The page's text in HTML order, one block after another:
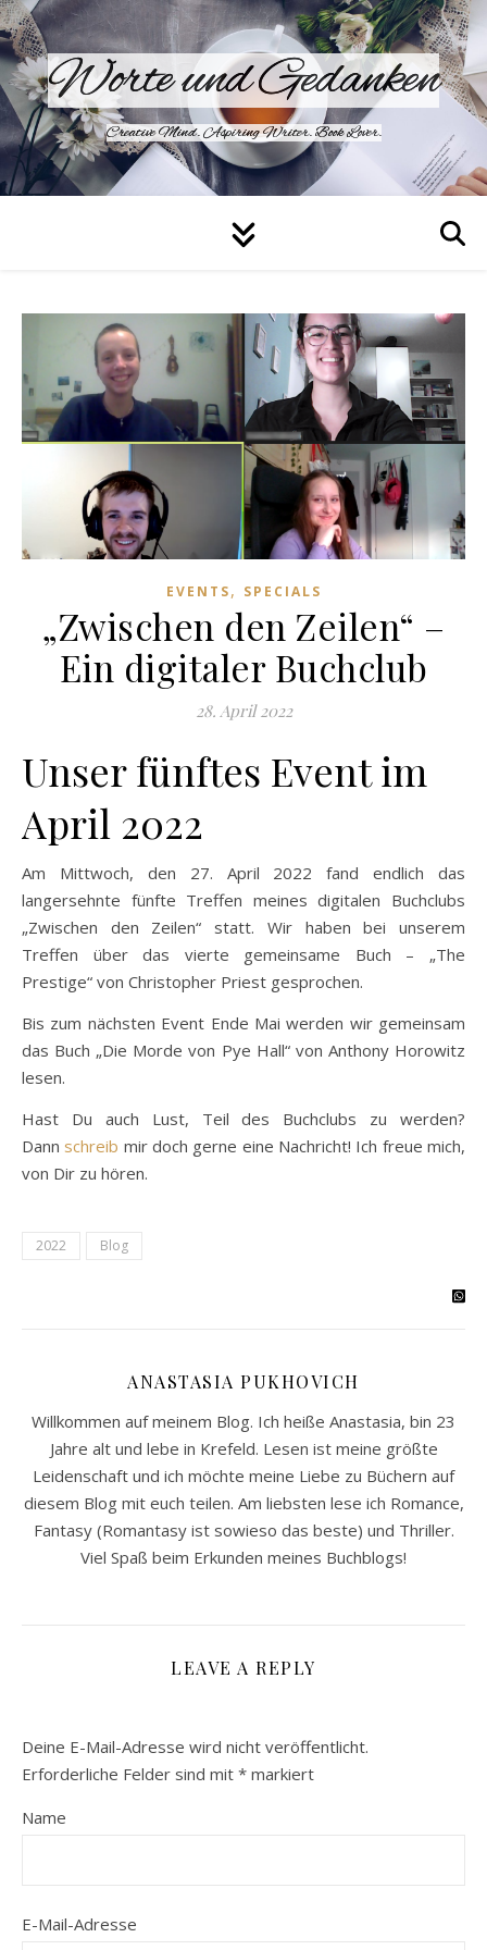
Worte und Gedanken
Creative Mind. Aspiring Writer. Book Lover.
EVENTS, SPECIALS
„Zwischen den Zeilen“ –
Ein digitaler Buchclub
28. April 2022
Unser fünftes Event im
April 2022
Am Mittwoch, den 27. April 2022 fand endlich das
langersehnte fünfte Treffen meines digitalen Buchclubs
„Zwischen den Zeilen“ statt. Wir haben bei unserem
Treffen über das vierte gemeinsame Buch – „The
Prestige“ von Christopher Priest gesprochen.
Bis zum nächsten Event Ende Mai werden wir gemeinsam
das Buch „Die Morde von Pye Hall“ von Anthony Horowitz
lesen.
Hast Du auch Lust, Teil des Buchclubs zu werden?
Dann schreib mir doch gerne eine Nachricht! Ich freue mich,
von Dir zu hören.
2022 Blog
ANASTASIA PUKHOVICH
Willkommen auf meinem Blog. Ich heiße Anastasia, bin 23
Jahre alt und lebe in Krefeld. Lesen ist meine größte
Leidenschaft und ich möchte meine Liebe zu Büchern auf
diesem Blog mit euch teilen. Am liebsten lese ich Romance,
Fantasy (Romantasy ist sowieso das beste) und Thriller.
Viel Spaß beim Erkunden meines Buchblogs!
LEAVE A REPLY
Deine E-Mail-Adresse wird nicht veröffentlicht.
Erforderliche Felder sind mit * markiert
Name
E-Mail-Adresse